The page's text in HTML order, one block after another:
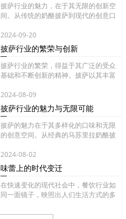
披萨行业的魅力，在于其无限的创新空
间。从传统的奶酪披萨到现代的创意口
2024-09-20
披萨行业的繁荣与创新
披萨行业的繁荣，得益于其广泛的受众
基础和不断创新的精神。披萨以其丰富
2024-08-09
披萨行业的魅力与无限可能
披萨的魅力在于其多样化的口味和无限
的创意空间。从经典的马苏里拉奶酪披
2024-08-02
味蕾上的时代变迁
在快速变化的现代社会中，餐饮行业如
同一面镜子，映照出人们生活方式的多